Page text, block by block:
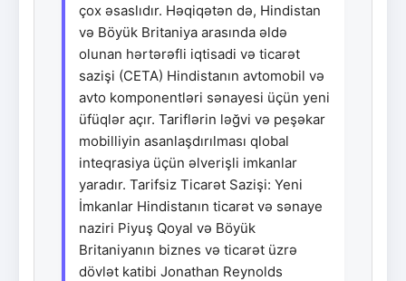
çox əsaslıdır. Həqiqətən də, Hindistan
və Böyük Britaniya arasında əldə
olunan hərtərəfli iqtisadi və ticarət
sazişi (CETA) Hindistanın avtomobil və
avto komponentləri sənayesi üçün yeni
üfüqlər açır. Tariflərin ləğvi və peşəkar
mobilliyin asanlaşdırılması qlobal
inteqrasiya üçün əlverişli imkanlar
yaradır. Tarifsiz Ticarət Sazişi: Yeni
İmkanlar Hindistanın ticarət və sənaye
naziri Piyuş Qoyal və Böyük
Britaniyanın biznes və ticarət üzrə
dövlət katibi Jonathan Reynolds